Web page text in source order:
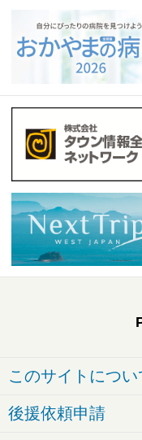
このサイトについ
後援依頼申請